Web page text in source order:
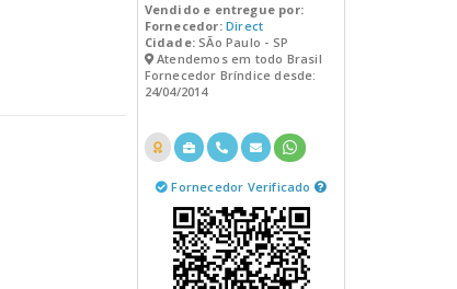
Vendido e entregue por:
Fornecedor: Direct
Cidade:SÃo Paulo - SP
Atendemos em todo Brasil
Fornecedor Bríndice desde:
24/04/2014
Fornecedor Verificado